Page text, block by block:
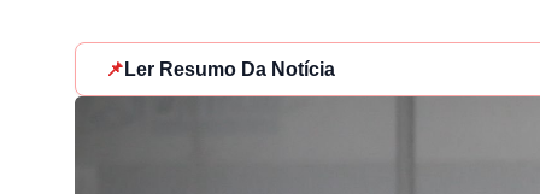
📌 Ler Resumo Da Notícia